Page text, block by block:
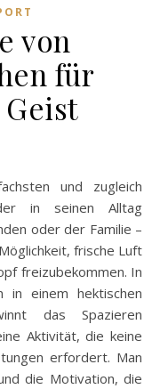
von
für
in seinen Alltag
oder der Familie –
frische Luft
freizubekommen. In
einem hektischen
das Spazieren
Aktivität, die keine
erfordert. Man
die Motivation, die